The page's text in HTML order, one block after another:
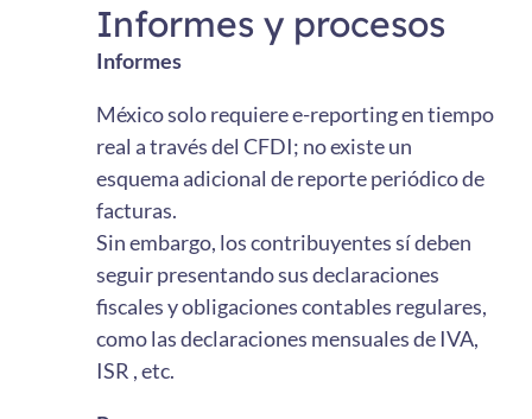
Informes y procesos
Informes
México solo requiere e-reporting en tiempo
real a través del CFDI; no existe un
esquema adicional de reporte periódico de
facturas.
Sin embargo, los contribuyentes sí deben
seguir presentando sus declaraciones
fiscales y obligaciones contables regulares,
como las declaraciones mensuales de IVA,
ISR , etc.